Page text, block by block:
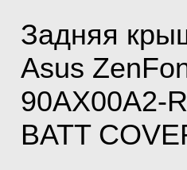
Задняя
Asus
90AX00A2-
BATT